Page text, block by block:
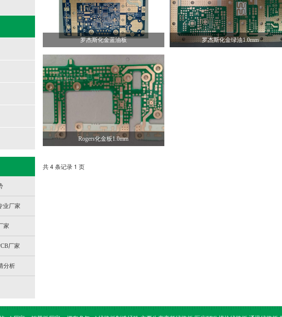
罗杰斯化金蓝油板 罗杰斯化金绿油1.0mm
Rogers化金板1.0mm
共 4 条记录 1 页
业厂家
家
厂家
分析